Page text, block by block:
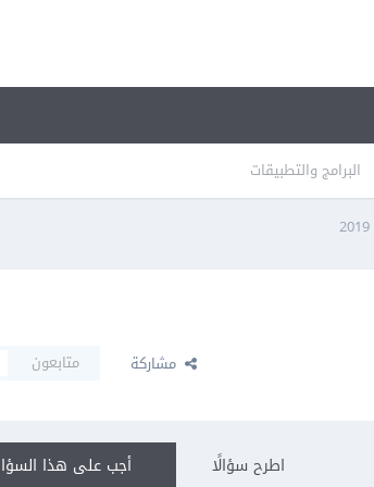
البرامج والتطبيقات
مشاركة متابعون
أجب على هذا اطرح سؤالًا